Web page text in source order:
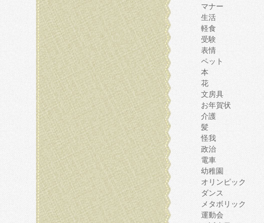
マナー
生活
軽食
受験
表情
ペット
本
花
文房具
お年賀状
介護
髪
怪我
政治
電車
幼稚園
オリンピック
ダンス
メタボリック
運動会